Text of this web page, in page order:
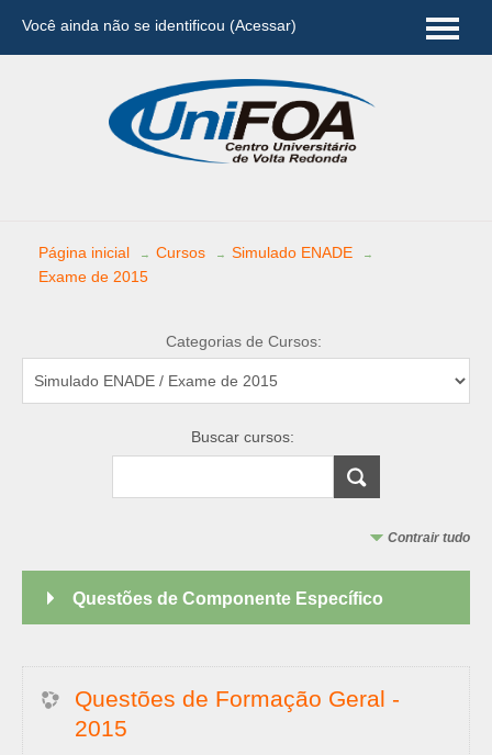
Você ainda não se identificou (Acessar)
Página inicial → Cursos → Simulado ENADE →
Exame de 2015
Categorias de Cursos:
Buscar cursos:
Contrair tudo
Questões de Componente Específico
Questões de Formação Geral -
2015